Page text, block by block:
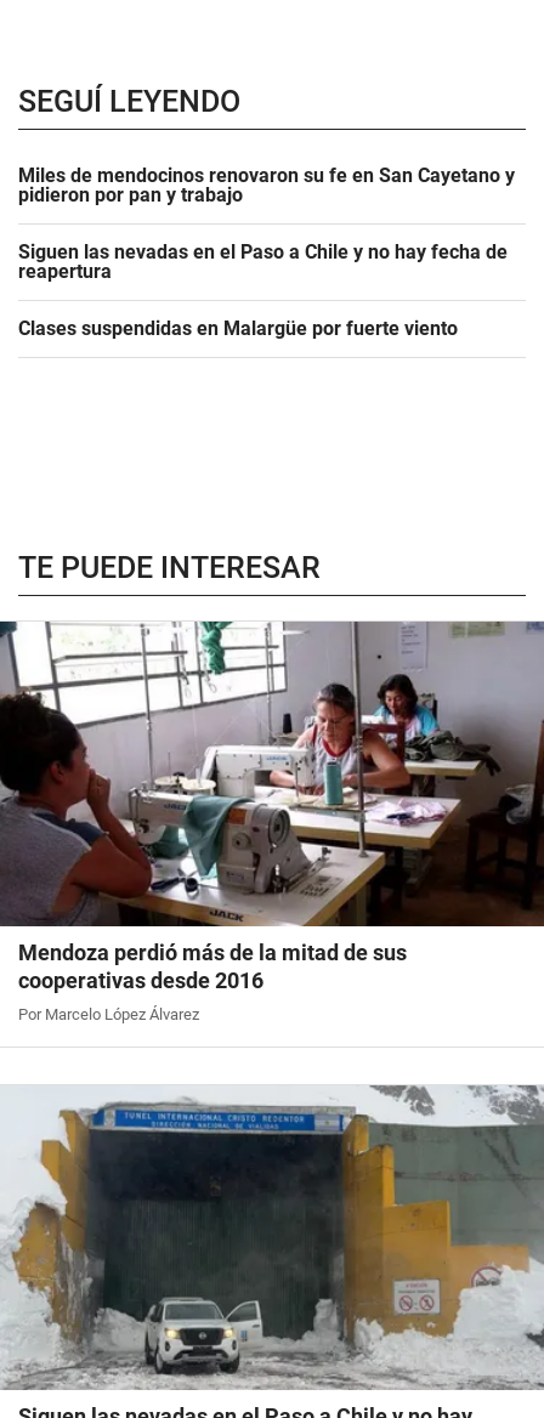
SEGUÍ LEYENDO
Miles de mendocinos renovaron su fe en San Cayetano y
pidieron por pan y trabajo
Siguen las nevadas en el Paso a Chile y no hay fecha de
reapertura
Clases suspendidas en Malargüe por fuerte viento
TE PUEDE INTERESAR
Mendoza perdió más de la mitad de sus
cooperativas desde 2016
Por Marcelo López Álvarez